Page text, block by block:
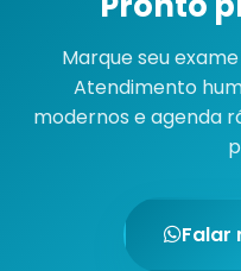
Marque seu
Atendimento
modernos e agenda
Falar